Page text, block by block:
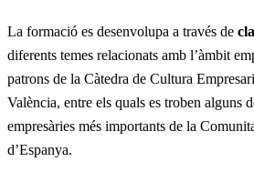
La formació es desenvolupa a través de
diferents temes relacionats amb l’àmbit
patrons de la Càtedra de Cultura
València, entre els quals es troben alguns
empresàries més importants de la
d’Espanya.